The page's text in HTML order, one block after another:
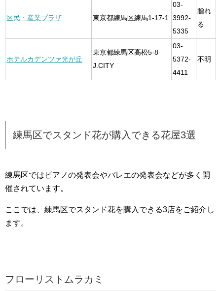
区民・産業プラザ 東京都練馬区練馬1-17-1
03-
3992-
5335
贈れ
る
ホテルカデンツァ光が丘
東京都練馬区高松5-8
J.CITY
03-
5372-
4411
不明
練馬区でスタンド花が購入できる花屋3選
練馬区ではピアノの発表会やバレエの発表会などが多く開
催されています。
ここでは、練馬区でスタンド花を購入できる3店をご紹介し
ます。
フローリストムラカミ